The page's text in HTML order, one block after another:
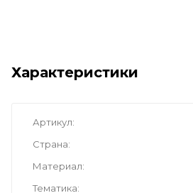
Характеристики
Артикул
Страна
Материал
Тематика